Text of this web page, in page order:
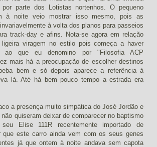
parte dos Lotistas nortenhos. O pequeno
à noite veio mostrar isso mesmo, pois as
à volta dos planos para passeios
track-day e afins. Nota-se agora em relação
viragem no estilo pois começa a haver
ao que eu denomino por "Filosofia ACP
mais há a preocupação de escolher destinos
bem e só depois aparece a referência à
lá. Até há bem pouco tempo a estrada era
a presença muito simpática do José Jordão e
quiseram deixar de comparecer no baptismo
Elise 111R recentemente importado de
que este carro ainda vem com os seus genes
já que ontem à noite andava sem capota